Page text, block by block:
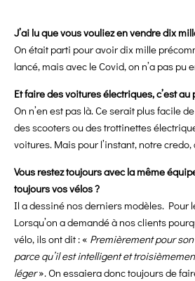
J’ai lu que vous vouliez en vendre dix
On était parti pour avoir dix mille
lancé, mais avec le Covid, on n’a pas pu
Et faire des voitures électriques, c’est au
On n’en est pas là. Ce serait plus facile
des scooters ou des trottinettes
voitures. Mais pour l’instant, notre credo,
Vous restez toujours avec la même
toujours vos vélos ?
Il a dessiné nos derniers modèles. Pour
Lorsqu’on a demandé à nos clients
vélo, ils ont dit : « Premièrement pour
parce qu’il est intelligent et
léger». On essaiera donc toujours de